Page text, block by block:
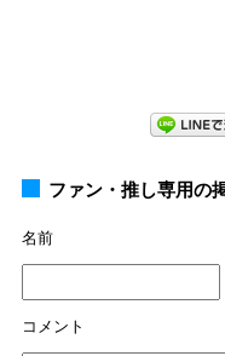
ファン・推し専用の
名前
コメント